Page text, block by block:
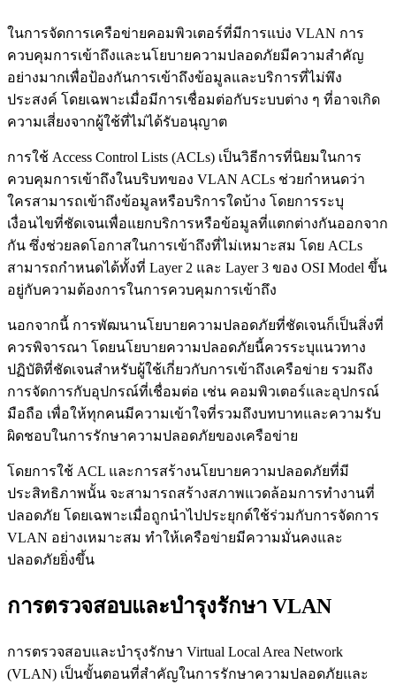
ในการจัดการเครือข่ายคอมพิวเตอร์ที่มีการแบ่ง VLAN การ
ควบคุมการเข้าถึงและนโยบายความปลอดภัยมีความสำคัญ
อย่างมากเพื่อป้องกันการเข้าถึงข้อมูลและบริการที่ไม่พึง
ประสงค์ โดยเฉพาะเมื่อมีการเชื่อมต่อกับระบบต่าง ๆ ที่อาจเกิด
ความเสี่ยงจากผู้ใช้ที่ไม่ได้รับอนุญาต
การใช้ Access Control Lists (ACLs) เป็นวิธีการที่นิยมในการ
ควบคุมการเข้าถึงในบริบทของ VLAN ACLs ช่วยกำหนดว่า
ใครสามารถเข้าถึงข้อมูลหรือบริการใดบ้าง โดยการระบุ
เงื่อนไขที่ชัดเจนเพื่อแยกบริการหรือข้อมูลที่แตกต่างกันออกจาก
กัน ซึ่งช่วยลดโอกาสในการเข้าถึงที่ไม่เหมาะสม โดย ACLs
สามารถกำหนดได้ทั้งที่ Layer 2 และ Layer 3 ของ OSI Model ขึ้น
อยู่กับความต้องการในการควบคุมการเข้าถึง
นอกจากนี้ การพัฒนานโยบายความปลอดภัยที่ชัดเจนก็เป็นสิ่งที่
ควรพิจารณา โดยนโยบายความปลอดภัยนี้ควรระบุแนวทาง
ปฏิบัติที่ชัดเจนสำหรับผู้ใช้เกี่ยวกับการเข้าถึงเครือข่าย รวมถึง
การจัดการกับอุปกรณ์ที่เชื่อมต่อ เช่น คอมพิวเตอร์และอุปกรณ์
มือถือ เพื่อให้ทุกคนมีความเข้าใจที่รวมถึงบทบาทและความรับ
ผิดชอบในการรักษาความปลอดภัยของเครือข่าย
โดยการใช้ ACL และการสร้างนโยบายความปลอดภัยที่มี
ประสิทธิภาพนั้น จะสามารถสร้างสภาพแวดล้อมการทำงานที่
ปลอดภัย โดยเฉพาะเมื่อถูกนำไปประยุกต์ใช้ร่วมกับการจัดการ
VLAN อย่างเหมาะสม ทำให้เครือข่ายมีความมั่นคงและ
ปลอดภัยยิ่งขึ้น
การตรวจสอบและบำรุงรักษา VLAN
การตรวจสอบและบำรุงรักษา Virtual Local Area Network
(VLAN) เป็นขั้นตอนที่สำคัญในการรักษาความปลอดภัยและ